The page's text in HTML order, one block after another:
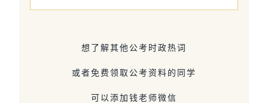
想了解其他公考时政热词
或者免费领取公考资料的同学
可以添加钱老师微信